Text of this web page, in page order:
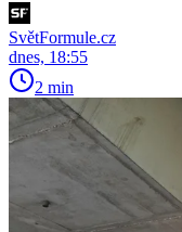
SvětFormule.cz
dnes, 18:55
2 min